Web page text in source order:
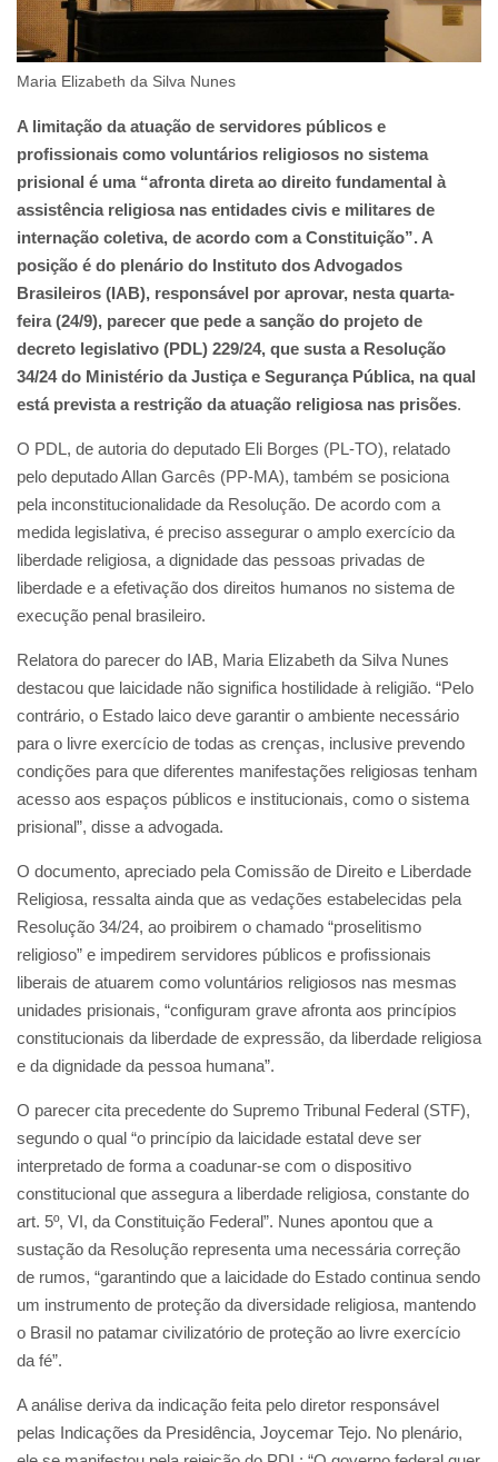
Maria Elizabeth da Silva Nunes
A limitação da atuação de servidores públicos e
profissionais como voluntários religiosos no sistema
prisional é uma “afronta direta ao direito fundamental à
assistência religiosa nas entidades civis e militares de
internação coletiva, de acordo com a Constituição”. A
posição é do plenário do Instituto dos Advogados
Brasileiros (IAB), responsável por aprovar, nesta quarta-
feira (24/9), parecer que pede a sanção do projeto de
decreto legislativo (PDL) 229/24, que susta a Resolução
34/24 do Ministério da Justiça e Segurança Pública, na qual
está prevista a restrição da atuação religiosa nas prisões.
O PDL, de autoria do deputado Eli Borges (PL-TO), relatado
pelo deputado Allan Garcês (PP-MA), também se posiciona
pela inconstitucionalidade da Resolução. De acordo com a
medida legislativa, é preciso assegurar o amplo exercício da
liberdade religiosa, a dignidade das pessoas privadas de
liberdade e a efetivação dos direitos humanos no sistema de
execução penal brasileiro.
Relatora do parecer do IAB, Maria Elizabeth da Silva Nunes
destacou que laicidade não significa hostilidade à religião. “Pelo
contrário, o Estado laico deve garantir o ambiente necessário
para o livre exercício de todas as crenças, inclusive prevendo
condições para que diferentes manifestações religiosas tenham
acesso aos espaços públicos e institucionais, como o sistema
prisional”, disse a advogada.
O documento, apreciado pela Comissão de Direito e Liberdade
Religiosa, ressalta ainda que as vedações estabelecidas pela
Resolução 34/24, ao proibirem o chamado “proselitismo
religioso” e impedirem servidores públicos e profissionais
liberais de atuarem como voluntários religiosos nas mesmas
unidades prisionais, “configuram grave afronta aos princípios
constitucionais da liberdade de expressão, da liberdade religiosa
e da dignidade da pessoa humana”.
O parecer cita precedente do Supremo Tribunal Federal (STF),
segundo o qual “o princípio da laicidade estatal deve ser
interpretado de forma a coadunar-se com o dispositivo
constitucional que assegura a liberdade religiosa, constante do
art. 5º, VI, da Constituição Federal”. Nunes apontou que a
sustação da Resolução representa uma necessária correção
de rumos, “garantindo que a laicidade do Estado continua sendo
um instrumento de proteção da diversidade religiosa, mantendo
o Brasil no patamar civilizatório de proteção ao livre exercício
da fé”.
A análise deriva da indicação feita pelo diretor responsável
pelas Indicações da Presidência, Joycemar Tejo. No plenário,